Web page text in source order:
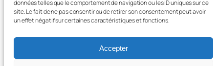
données telles que le comportement de navigation ou les ID uniques sur ce
site. Le fait de ne pas consentir ou de retirer son consentement peut avoir
un effet négatif sur certaines caractéristiques et fonctions.
Accepter
Blog
À propos
FAQ
Évènements
Boutique
Compositions
Thèmes